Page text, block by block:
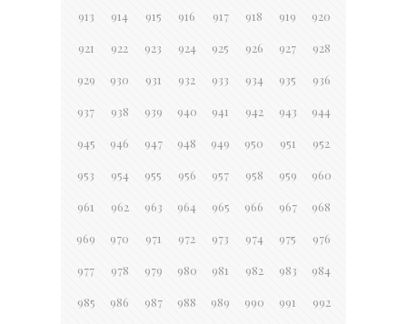
913 914 915 916 917 918 919 920
921 922 923 924 925 926 927 928
929 930 931 932 933 934 935 936
937 938 939 940 941 942 943 944
945 946 947 948 949 950 951 952
953 954 955 956 957 958 959 960
961 962 963 964 965 966 967 968
969 970 971 972 973 974 975 976
977 978 979 980 981 982 983 984
985 986 987 988 989 990 991 992